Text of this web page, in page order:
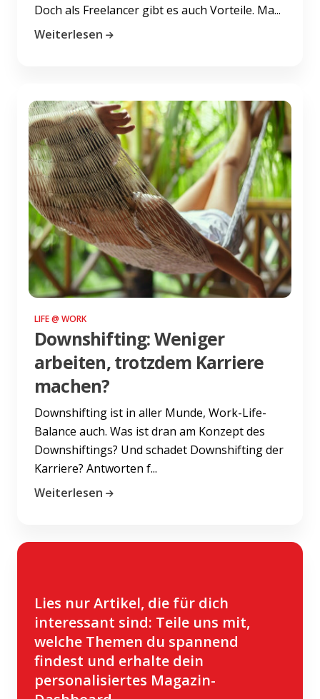
Doch als Freelancer gibt es auch Vorteile. Ma...
Weiterlesen
LIFE @ WORK
Downshifting: Weniger
arbeiten, trotzdem Karriere
machen?
Downshifting ist in aller Munde, Work-Life-
Balance auch. Was ist dran am Konzept des
Downshiftings? Und schadet Downshifting der
Karriere? Antworten f...
Weiterlesen
Lies nur Artikel, die für dich
interessant sind: Teile uns mit,
welche Themen du spannend
findest und erhalte dein
personalisiertes Magazin-